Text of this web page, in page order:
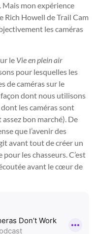
mon expérience
Rich Howell de Trail Cam
les caméras
le Vie en plein air
pour lesquelles les
de caméras sur le
dont nous utilisons
les caméras sont
bon marché). De
que l’avenir des
avant tout de créer un
les chasseurs. C’est
avant le cœur de